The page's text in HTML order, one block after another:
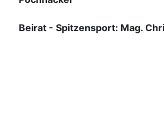
Beirat - Spitzensport: Mag.